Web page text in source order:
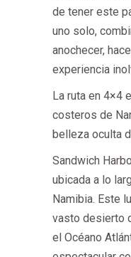
de tener este
uno solo,
anochecer,
experiencia
La ruta en 4×4
costeros de
belleza oculta
Sandwich
ubicada a lo
Namibia. Este
vasto desierto
el Océano